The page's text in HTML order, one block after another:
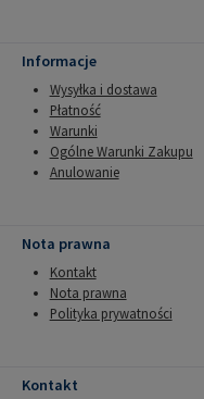
Informacje
Wysyłka i dostawa
Płatność
Warunki
Ogólne Warunki Zakupu
Anulowanie
Nota prawna
Kontakt
Nota prawna
Polityka prywatności
Kontakt